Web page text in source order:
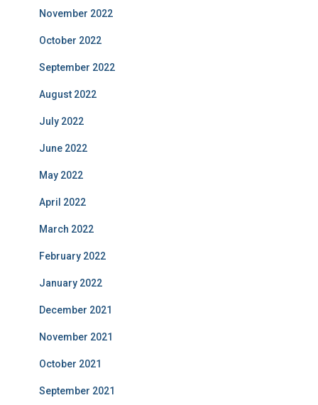
November 2022
October 2022
September 2022
August 2022
July 2022
June 2022
May 2022
April 2022
March 2022
February 2022
January 2022
December 2021
November 2021
October 2021
September 2021